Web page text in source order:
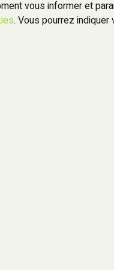
vous informer et
. Vous pourrez